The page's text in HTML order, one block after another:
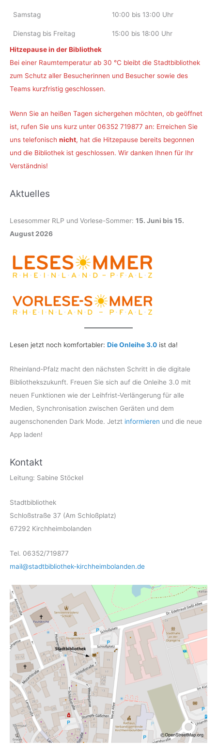
Samstag 10:00 bis 13:00 Uhr
Dienstag bis Freitag 15:00 bis 18:00 Uhr
Hitzepause in der Bibliothek
Bei einer Raumtemperatur ab 30 °C bleibt die Stadtbibliothek
zum Schutz aller Besucherinnen und Besucher sowie des
Teams kurzfristig geschlossen.
Wenn Sie an heißen Tagen sichergehen möchten, ob geöffnet
ist, rufen Sie uns kurz unter 06352 719877 an: Erreichen Sie
uns telefonisch nicht, hat die Hitzepause bereits begonnen
und die Bibliothek ist geschlossen. Wir danken Ihnen für Ihr
Verständnis!
Aktuelles
Lesesommer RLP und Vorlese-Sommer: 15. Juni bis 15.
August 2026
Lesen jetzt noch komfortabler: Die Onleihe 3.0 ist da!
Rheinland-Pfalz macht den nächsten Schritt in die digitale
Bibliothekszukunft. Freuen Sie sich auf die Onleihe 3.0 mit
neuen Funktionen wie der Leihfrist-Verlängerung für alle
Medien, Synchronisation zwischen Geräten und dem
augenschonenden Dark Mode. Jetzt informieren und die neue
App laden!
Kontakt
Leitung: Sabine Stöckel
Stadtbibliothek
Schloßstraße 37 (Am Schloßplatz)
67292 Kirchheimbolanden
Tel. 06352/719877
mail@stadtbibliothek-kirchheimbolanden.de